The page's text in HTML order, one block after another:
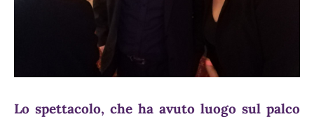
Lo spettacolo, che ha avuto luogo sul palco